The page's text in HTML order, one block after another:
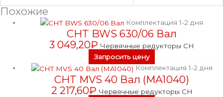
Похожие
Комплектация 1-2 дня
CHT BWS 630/06 Вал
3 049,20₽ Червячные редукторы CH
Запросить цену
Комплектация 1-2 дня
CHT MVS 40 Вал (MA1040)
2 217,60₽ Червячные редукторы CH